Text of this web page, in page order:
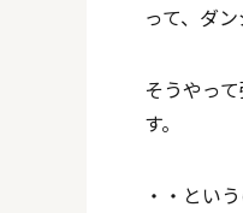
って、ダ
そうやっ
す。
・・とい